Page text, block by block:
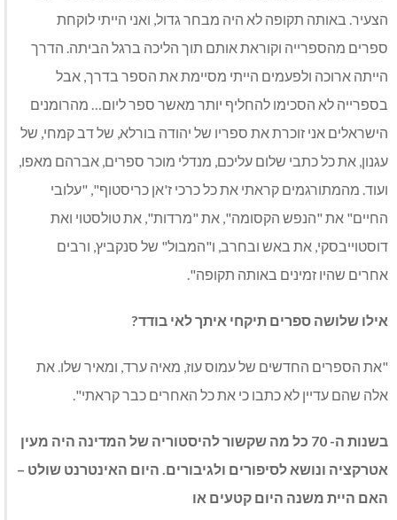
הצעיר. באותה תקופה לא היה מבחר גדול, ואני הייתי לוקחת
ספרים מהספרייה וקוראת אותם תוך הליכה ברגל הביתה. הדרך
הייתה ארוכה ולפעמים הייתי מסיימת את הספר בדרך, אבל
בספרייה לא הסכימו להחליף יותר מאשר ספר ליום… מהרומנים
הישראלים אני זוכרת את ספריו של יהודה בורלא, של דב קמחי, של
עגנון, את כל כתבי שלום עליכם, מנדלי מוכר ספרים, אברהם מאפו,
ועוד. מהמתורגמים קראתי את כל כרכי ז'אן כריסטוף", "עלובי
החיים" את "הנפש הקסומה", את "מרדות", את טולסטוי ואת
דוסטוייבסקי, את באש ובחרב, ו"המבול" של סנקביץ, ורבים
אחרים שהיו זמינים באותה תקופה".
אילו שלושה ספרים תיקחי איתך לאי בודד?
"את הספרים החדשים של עמוס עוז, מאיה ערד, ומאיר שלו. את
אלה שהם עדיין לא כתבו כי את כל האחרים כבר קראתי".
בשנות ה- 70 כל מה שקשור להיסטוריה של המדינה היה מעין
אטרקציה ונושא לסיפורים ולגיבורים. היום האינטרנט שולט –
האם היית משנה היום קטעים או